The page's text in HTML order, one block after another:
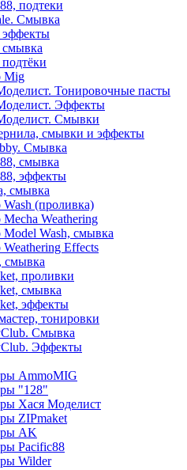
подтеки
Смывка
Mig
Тонировочные пасты
Эффекты
Смывки
смывки и эффекты
Смывка
смывка
эффекты
смывка
Wash (проливка)
Mecha Weathering
Model Wash, смывка
Weathering Effects
смывка
проливки
смывка
эффекты
тонировки
Смывка
Эффекты
AmmoMIG
"128"
Хася Моделист
ZIPmaket
AK
Pacific88
Wilder